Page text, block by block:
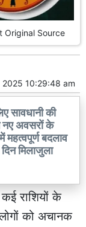
Original Source
2025 10:29:48 am
सावधानी की
नए अवसरों के
महत्वपूर्ण बदलाव
मिलाजुला
राशियों के
को अचानक